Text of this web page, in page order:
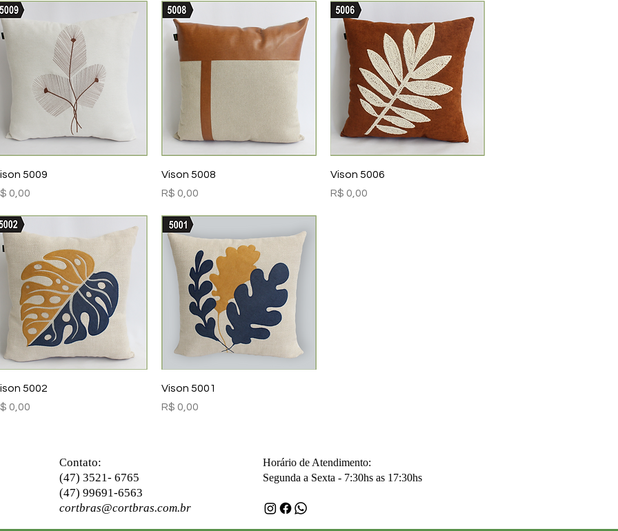
Visualização rápida
5009
0,00
Visualização rápida
Vison 5008
Preço
R$ 0,00
Visualização rápida
Vison 5006
Preço
R$ 0,00
Visualização rápida
5002
0,00
Visualização rápida
Vison 5001
Preço
R$ 0,00
Contato:
(47) 3521- 6765
(47) 99691-6563
cortbras@cortbras.com.br
Horário de Atendimento:
Segunda a Sexta - 7:30hs as 17:30hs